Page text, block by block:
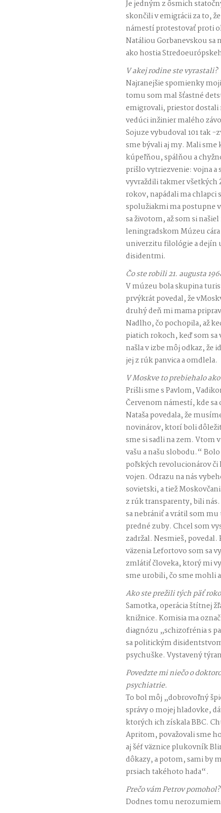
Je jedným z ôsmich
skončili v emigrácii za to,
námestí protestovať proti
Natáliou Gorbanevskou sa
ako hostia
V akej rodine ste vyrastali?
Najranejšie spomienky
tomu som mal šťastné
emigrovali, priestor
vedúci inžinier malého
Sojuze vybudoval 101 tak
sme bývali aj my. Mali
kúpeľňou, spálňou a
prišlo vytriezvenie: vojna a
vyvraždili takmer
rokov, napádali ma
spolužiakmi ma postupne
sa životom, až som si
leningradskom Múzeu
univerzitu filológie a dejín
disidentmi.
Čo ste robili 21. augusta
V múzeu bola skupina
prvýkrát povedal, že
druhý deň mi mama
Nadlho, čo pochopila, až
piatich rokoch, keď som sa
našla v izbe môj odkaz, že
jej z rúk panvica a omdlela.
V Moskve to prebiehalo
Prišli sme s Pavlom,
Červenom námestí, kde sa
Nataša povedala, že
novinárov, ktorí boli
sme si sadli na zem. Vtom
vašu a našu slobodu.“
poľských revolucionárov
vojen. Odrazu na nás
sovietski, a tiež
z rúk transparenty, bili
sa nebrániť a vrátil som
predné zuby. Chcel som
zadržal. Nesmieš,
väzenia Lefortovo som sa
zmlátiť človeka, ktorý mi
sme urobili, čo sme mohli
Ako ste prežili tých päť
Samotka, operácia štítnej
knižnice. Komisia ma
diagnózu „schizofrénia s
sa politickým
psychuške. Vystavený
Povedzte mi niečo o
psychiatrie.
To bol môj „dobrovoľný
správy o mojej hladovke,
ktorých ich získala BBC.
Apritom, považovali sme
aj šéf väznice plukovník
dôkazy, a potom, sami by
prsiach takéhoto hada“.
Prečo vám Petrov pomohol?
Dodnes tomu